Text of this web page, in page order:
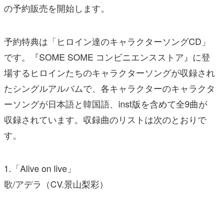
の予約販売を開始します。
予約特典は「ヒロイン達のキャラクターソングCD」
です。『SOME SOME コンビニエンスストア』に登
場するヒロインたちのキャラクターソングが収録され
たシングルアルバムで、各キャラクターのキャラクタ
ーソングが日本語と韓国語、inst版を含めて全9曲が
収録されています。収録曲のリストは次のとおりで
す。
1.「Alive on live」
歌/アデラ（CV.景山梨彩）